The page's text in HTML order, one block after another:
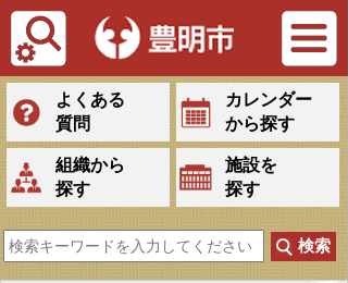
Tiếng Việt
よくある
質問
カレンダー
から探す
組織から
探す
施設を
探す